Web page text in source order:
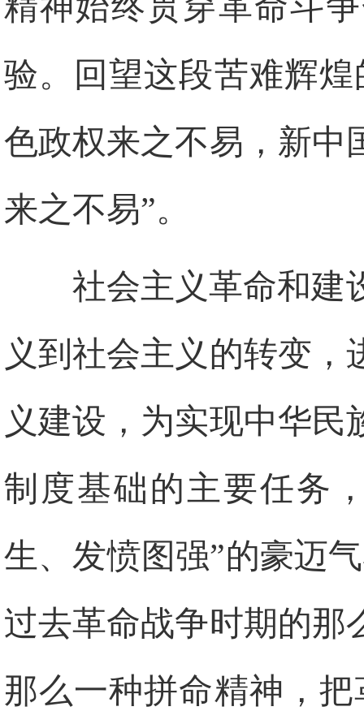
精神始终贯穿革命斗
验。回望这段苦难辉
色政权来之不易，新中
来之不易”。
社会主义革命和建
义到社会主义的转变
义建设，为实现中华
制度基础的主要任务
生、发愤图强”的豪迈
过去革命战争时期的那
那么一种拼命精神，